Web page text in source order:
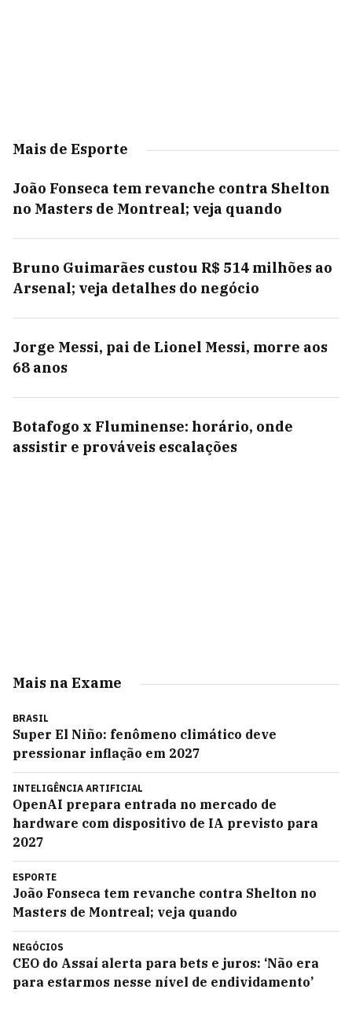
Mais de Esporte
João Fonseca tem revanche contra Shelton
no Masters de Montreal; veja quando
Bruno Guimarães custou R$ 514 milhões ao
Arsenal; veja detalhes do negócio
Jorge Messi, pai de Lionel Messi, morre aos
68 anos
Botafogo x Fluminense: horário, onde
assistir e prováveis escalações
Mais na Exame
BRASIL
Super El Niño: fenômeno climático deve
pressionar inflação em 2027
INTELIGÊNCIA ARTIFICIAL
OpenAI prepara entrada no mercado de
hardware com dispositivo de IA previsto para
2027
ESPORTE
João Fonseca tem revanche contra Shelton no
Masters de Montreal; veja quando
NEGÓCIOS
CEO do Assaí alerta para bets e juros: ‘Não era
para estarmos nesse nível de endividamento’